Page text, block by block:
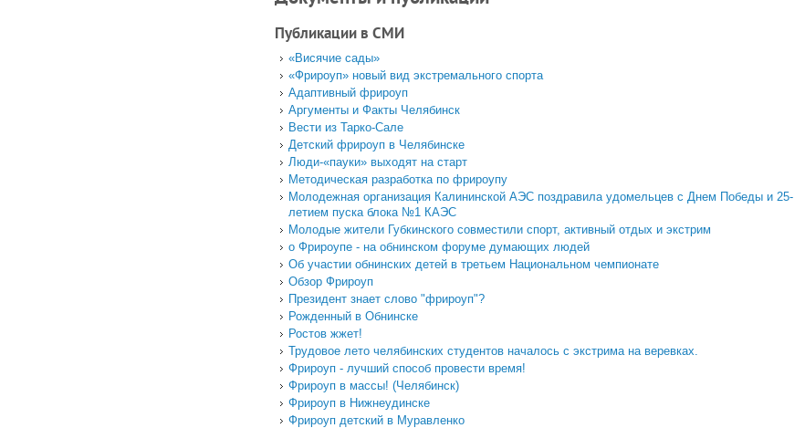
Публикации в СМИ
«Висячие сады»
«Фрироуп» новый вид экстремального спорта
Адаптивный фрироуп
Аргументы и Факты Челябинск
Вести из Тарко-Сале
Детский фрироуп в Челябинске
Люди-«пауки» выходят на старт
Методическая разработка по фрироупу
Молодежная организация Калининской АЭС поздравила удомельцев с Днем Победы и 25-
летием пуска блока №1 КАЭС
Молодые жители Губкинского совместили спорт, активный отдых и экстрим
о Фрироупе - на обнинском форуме думающих людей
Об участии обнинских детей в третьем Национальном чемпионате
Обзор Фрироуп
Президент знает слово "фрироуп"?
Рожденный в Обнинске
Ростов жжет!
Трудовое лето челябинских студентов началось с экстрима на веревках.
Фрироуп - лучший способ провести время!
Фрироуп в массы! (Челябинск)
Фрироуп в Нижнеудинске
Фрироуп детский в Муравленко